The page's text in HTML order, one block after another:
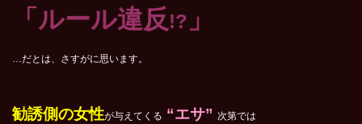
「ルール違反!? 」
…だとは、さすがに思います。
勧誘側の女性が与えてくる “エサ” 次第では